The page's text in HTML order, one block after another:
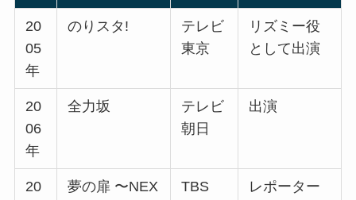
20
05
年
のりスタ!
テレビ
東京
リズミー役
として出演
20
06
年
全力坂
テレビ
朝日
出演
20
夢の扉 〜NEX
TBS
レポーター